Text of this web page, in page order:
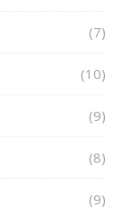
(7)
(10)
(9)
(8)
(9)